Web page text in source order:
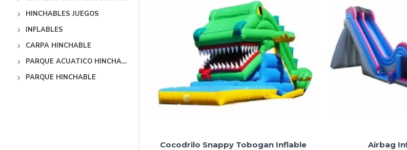
HINCHABLES JUEGOS
INFLABLES
CARPA HINCHABLE
PARQUE ACUATICO HINCHABLE
PARQUE HINCHABLE
Cocodrilo Snappy Tobogan Inflable Airbag